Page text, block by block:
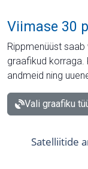
Viimase 30
Rippmenüüst
graafikud korraga.
andmeid ning
Vali graafiku
Satelliitide